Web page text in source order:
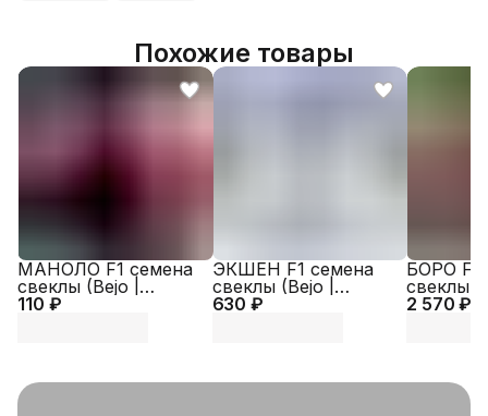
Похожие товары
110 ₽
МАНОЛО F1 семена
свеклы (Bejo |
Alexagro)
630 ₽
ЭКШЕН F1 семена
свеклы (Bejo |
Alexagro)
2 570 ₽
БОРО F1
свеклы
/